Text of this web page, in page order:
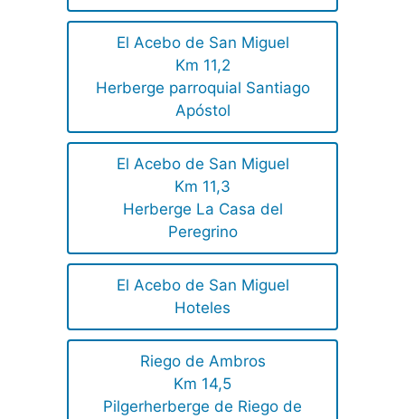
El Acebo de San Miguel
Km 11,2
Herberge parroquial Santiago
Apóstol
El Acebo de San Miguel
Km 11,3
Herberge La Casa del
Peregrino
El Acebo de San Miguel
Hoteles
Riego de Ambros
Km 14,5
Pilgerherberge de Riego de